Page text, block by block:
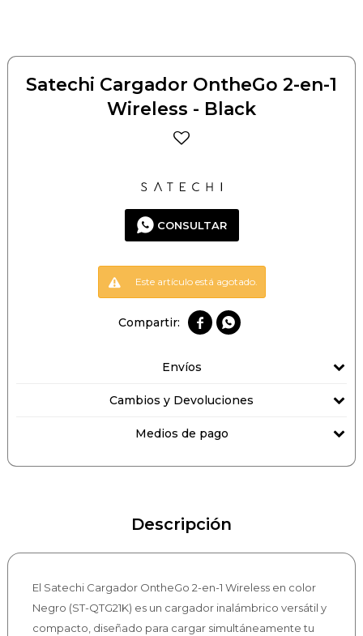
Satechi Cargador OntheGo 2-en-1
Wireless - Black
CONSULTAR
Este artículo está agotado.
 
Envíos
Cambios y Devoluciones
Medios de pago
Descripción
El Satechi Cargador OntheGo 2-en-1 Wireless en color
Negro (ST-QTG21K) es un cargador inalámbrico versátil y
compacto, diseñado para cargar simultáneamente tu